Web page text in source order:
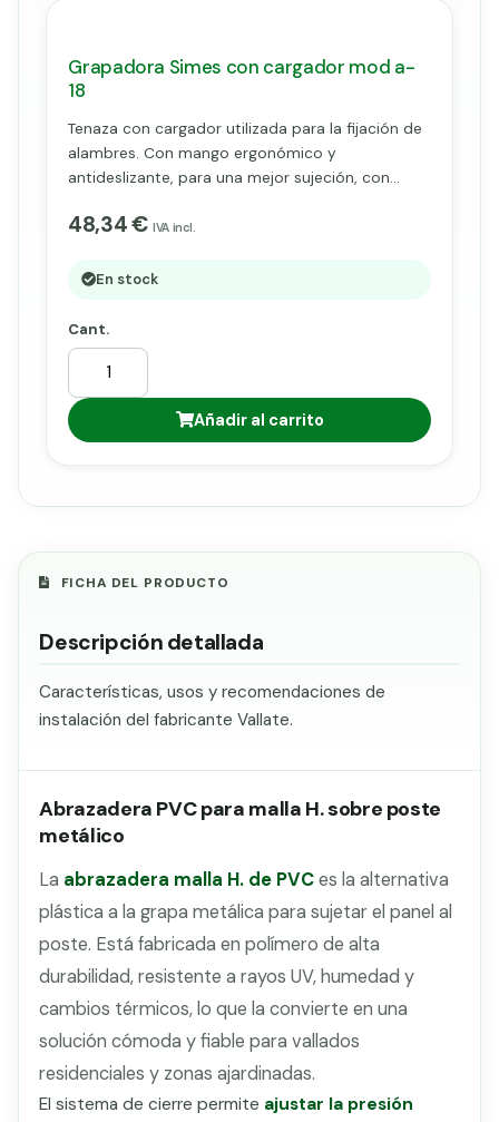
Grapadora Simes con cargador mod a-
18
Tenaza con cargador utilizada para la fijación de
alambres. Con mango ergonómico y
antideslizante, para una mejor sujeción, con
manual.
48,34 € IVA incl.
En stock
Cant.
Añadir al carrito
FICHA DEL PRODUCTO
Descripción detallada
Características, usos y recomendaciones de
instalación del fabricante Vallate.
Abrazadera PVC para malla H. sobre poste
metálico
La abrazadera malla H. de PVCes la alternativa
plástica a la grapa metálica para sujetar el panel al
poste. Está fabricada en polímero de alta
durabilidad, resistente a rayos UV, humedad y
cambios térmicos, lo que la convierte en una
solución cómoda y fiable para vallados
residenciales y zonas ajardinadas.
El sistema de cierre permite ajustar la presión